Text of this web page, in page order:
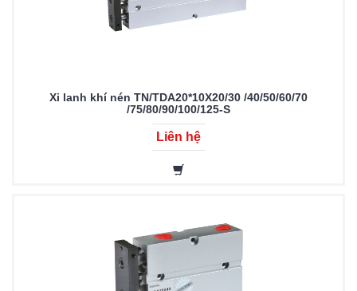
Xi lanh khí nén TN/TDA20*10X20/30 /40/50/60/70
/75/80/90/100/125-S
Liên hệ